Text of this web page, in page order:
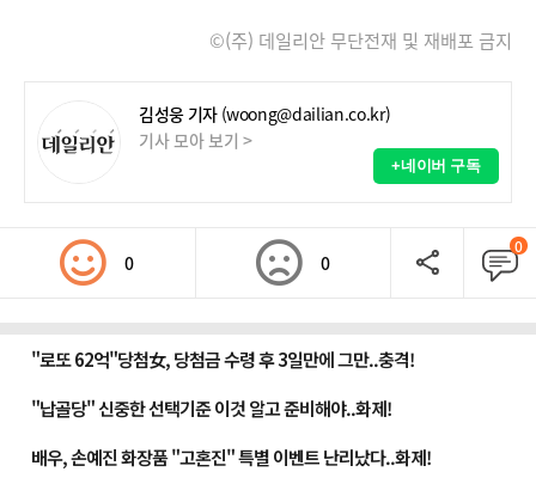
©(주) 데일리안 무단전재 및 재배포 금지
김성웅 기자 (woong@dailian.co.kr)
기사 모아 보기 >
+네이버 구독
0 0
0